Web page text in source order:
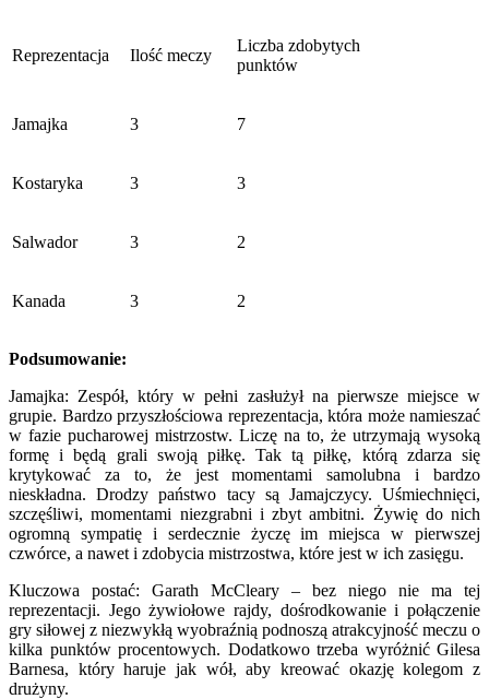
Reprezentacja Ilość meczy
Liczba zdobytych
punktów
Jamajka 3 7
Kostaryka 3 3
Salwador 3 2
Kanada 3 2
Podsumowanie:
Jamajka: Zespół, który w pełni zasłużył na pierwsze miejsce w
grupie. Bardzo przyszłościowa reprezentacja, która może namieszać
w fazie pucharowej mistrzostw. Liczę na to, że utrzymają wysoką
formę i będą grali swoją piłkę. Tak tą piłkę, którą zdarza się
krytykować za to, że jest momentami samolubna i bardzo
nieskładna. Drodzy państwo tacy są Jamajczycy. Uśmiechnięci,
szczęśliwi, momentami niezgrabni i zbyt ambitni. Żywię do nich
ogromną sympatię i serdecznie życzę im miejsca w pierwszej
czwórce, a nawet i zdobycia mistrzostwa, które jest w ich zasięgu.
Kluczowa postać: Garath McCleary – bez niego nie ma tej
reprezentacji. Jego żywiołowe rajdy, dośrodkowanie i połączenie
gry siłowej z niezwykłą wyobraźnią podnoszą atrakcyjność meczu o
kilka punktów procentowych. Dodatkowo trzeba wyróżnić Gilesa
Barnesa, który haruje jak wół, aby kreować okazję kolegom z
drużyny.